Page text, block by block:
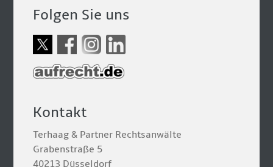
Folgen Sie uns
Kontakt
Terhaag & Partner Rechtsanwälte
Grabenstraße 5
40213 Düsseldorf